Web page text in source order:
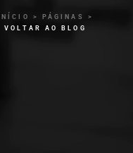
INÍCIO > PÁGINAS >
VOLTAR AO BLOG